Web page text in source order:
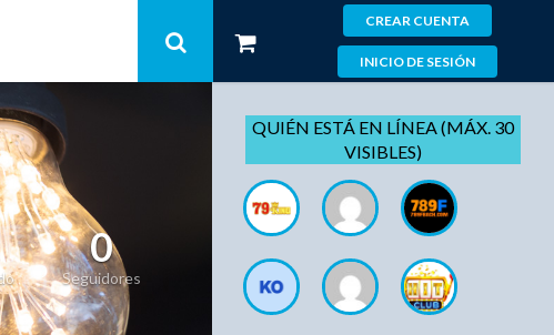
CREAR CUENTA
INICIO DE SESIÓN
0
Seguidores
QUIÉN ESTÁ EN LÍNEA (MÁX. 30
VISIBLES)